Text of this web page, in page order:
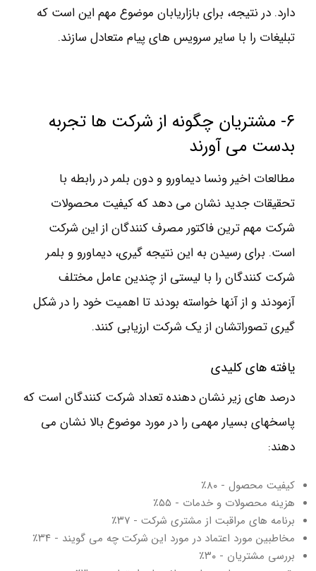
دارد. در نتیجه، برای بازاریابان موضوع مهم این است که
تبلیغات را با سایر سرویس های پیام متعادل سازند.
۶- مشتریان چگونه از شرکت ها تجربه
بدست می آورند
مطالعات اخیر ونسا دیماورو و دون بلمر در رابطه با
تحقیقات جدید نشان می دهد که کیفیت محصولات
شرکت مهم ترین فاکتور مصرف کنندگان از این شرکت
است. برای رسیدن به این نتیجه گیری، دیماورو و بلمر
شرکت کنندگان را با لیستی از چندین عامل مختلف
آزمودند و از آنها خواسته بودند تا اهمیت خود را در شکل
گیری تصوراتشان از یک شرکت ارزیابی کنند.
یافته های کلیدی
درصد های زیر نشان دهنده تعداد شرکت کنندگان است که
پاسخهای بسیار مهمی را در مورد موضوع بالا نشان می
دهند:
کیفیت محصول - ۸۰٪
هزینه محصولات و خدمات - ۵۵٪
برنامه های مراقبت از مشتری شرکت - ۳۷٪
مخاطبین مورد اعتماد در مورد این شرکت چه می گویند - ۳۴٪
بررسی مشتریان - ۳۰٪